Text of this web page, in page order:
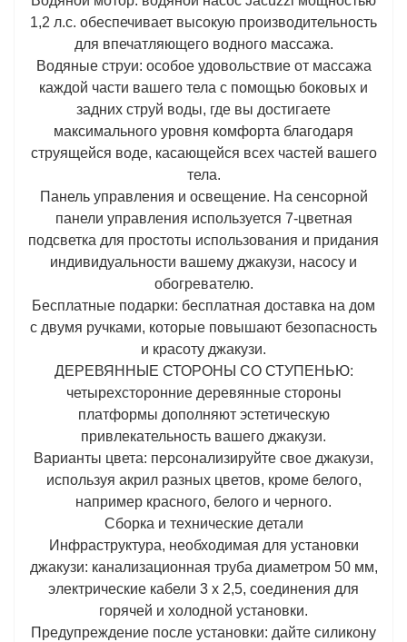
1,2 л.с. обеспечивает высокую производительность
для впечатляющего водного массажа.
Водяные струи: особое удовольствие от массажа
каждой части вашего тела с помощью боковых и
задних струй воды, где вы достигаете
максимального уровня комфорта благодаря
струящейся воде, касающейся всех частей вашего
тела.
Панель управления и освещение. На сенсорной
панели управления используется 7-цветная
подсветка для простоты использования и придания
индивидуальности вашему джакузи, насосу и
обогревателю.
Бесплатные подарки: бесплатная доставка на дом
с двумя ручками, которые повышают безопасность
и красоту джакузи.
ДЕРЕВЯННЫЕ СТОРОНЫ СО СТУПЕНЬЮ:
четырехсторонние деревянные стороны
платформы дополняют эстетическую
привлекательность вашего джакузи.
Варианты цвета: персонализируйте свое джакузи,
используя акрил разных цветов, кроме белого,
например красного, белого и черного.
Сборка и технические детали
Инфраструктура, необходимая для установки
джакузи: канализационная труба диаметром 50 мм,
электрические кабели 3 x 2,5, соединения для
горячей и холодной установки.
Предупреждение после установки: дайте силикону